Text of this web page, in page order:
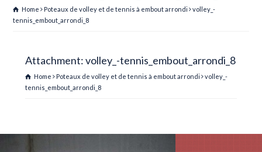
Home Poteaux de volley et de tennis à embout arrondi
volley_-
tennis_embout_arrondi_8
Attachment: volley_-tennis_embout_arrondi_8
Home Poteaux de volley et de tennis à embout arrondi
volley_-
tennis_embout_arrondi_8